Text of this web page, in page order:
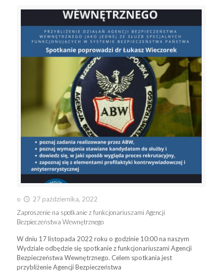
o
27 października, 2022
Zaproszenie na spotkanie z funkcjonariuszami Agencji
Bezpieczeństwa Wewnętrznego
W dniu 17 listopada 2022 roku o godzinie 10:00 na naszym
Wydziale odbędzie się spotkanie z funkcjonariuszami Agencji
Bezpieczeństwa Wewnętrznego. Celem spotkania jest
przybliżenie Agencji Bezpieczeństwa